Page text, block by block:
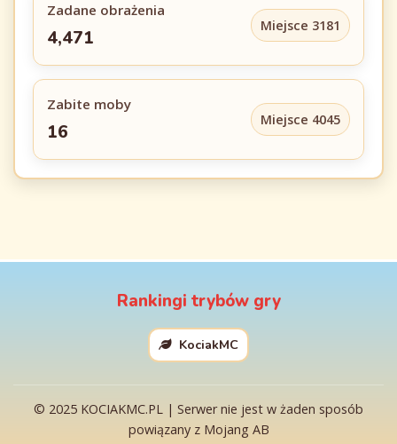
Zadane obrażenia
4,471
Miejsce 3181
Zabite moby
16
Miejsce 4045
Rankingi trybów gry
KociakMC
© 2025 KOCIAKMC.PL | Serwer nie jest w żaden sposób
powiązany z Mojang AB